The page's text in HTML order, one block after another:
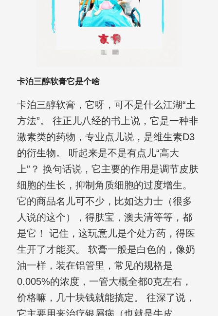
卡泊三醇软膏它是个啥
卡泊三醇软膏，它呀，可不是什么江湖“土
方法”。 往正儿八经的书上说，它是一种非
激素类的药物，专业点儿说，是维生素D3
的衍生物。 听起来是不是有点儿“高大
上”？ 换句话说，它主要的作用是调节皮肤
细胞的生长，抑制角质细胞的过度增生。
它的商品名儿可不少，比如达力士（很多
人说的这个），得肤宝，澳夫清等等，都
是它！ 记住，这玩意儿是个处方药，得医
生开了才能买。 软膏一般是白色的，像奶
油一样，装在铝管里，常见的规格是
0.005%的浓度，一管大概全都0克左右，
价格嘛，几十块钱就能搞定。 往深了说，
它主要用来治疗银屑病（也就是牛皮